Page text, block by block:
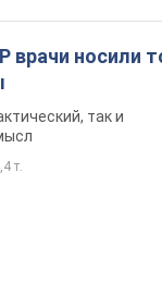
врачи носили
так и
т.